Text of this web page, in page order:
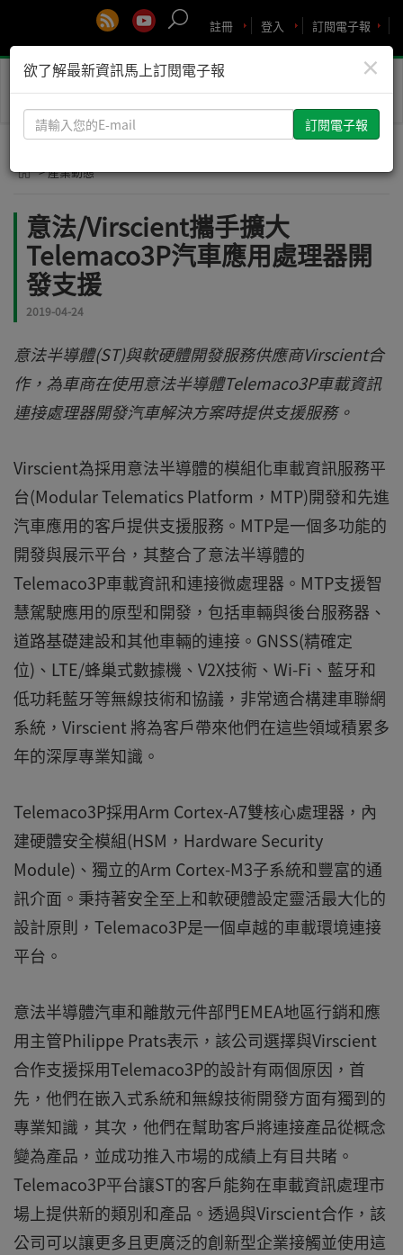
訂閱電子報
登入
註冊
Toggle
> 產業動態
意法/Virscient攜手擴大
Telemaco3P汽車應用處理器開
發支援
2019-04-24
意法半導體(ST)與軟硬體開發服務供應商Virscient合
作，為車商在使用意法半導體Telemaco3P車載資訊
連接處理器開發汽車解決方案時提供支援服務。
Virscient為採用意法半導體的模組化車載資訊服務平
台(Modular Telematics Platform，MTP)開發和先進
汽車應用的客戶提供支援服務。MTP是一個多功能的
開發與展示平台，其整合了意法半導體的
Telemaco3P車載資訊和連接微處理器。MTP支援智
慧駕駛應用的原型和開發，包括車輛與後台服務器、
道路基礎建設和其他車輛的連接。GNSS(精確定
位)、LTE/蜂巢式數據機、V2X技術、Wi-Fi、藍牙和
低功耗藍牙等無線技術和協議，非常適合構建車聯網
系統，Virscient 將為客戶帶來他們在這些領域積累多
年的深厚專業知識。
Telemaco3P採用Arm Cortex-A7雙核心處理器，內
建硬體安全模組(HSM，Hardware Security
Module)、獨立的Arm Cortex-M3子系統和豐富的通
訊介面。秉持著安全至上和軟硬體設定靈活最大化的
設計原則，Telemaco3P是一個卓越的車載環境連接
平台。
意法半導體汽車和離散元件部門EMEA地區行銷和應
用主管Philippe Prats表示，該公司選擇與Virscient
合作支援採用Telemaco3P的設計有兩個原因，首
先，他們在嵌入式系統和無線技術開發方面有獨到的
專業知識，其次，他們在幫助客戶將連接產品從概念
變為產品，並成功推入市場的成績上有目共睹。
Telemaco3P平台讓ST的客戶能夠在車載資訊處理市
場上提供新的類別和產品。透過與Virscient合作，該
公司可以讓更多且更廣泛的創新型企業接觸並使用這
×
欲了解最新資訊馬上訂閱電子報
請
輸
您
E-
mail